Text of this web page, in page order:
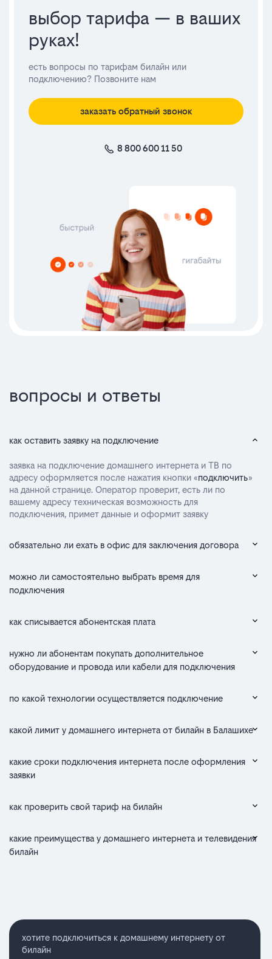
выбор тарифа — в ваших
руках!
есть вопросы по тарифам билайн или
подключению? Позвоните нам
заказать обратный звонок
8 800 600 11 50
вопросы и ответы
как оставить заявку на подключение
заявка на подключение домашнего интернета и ТВ по
адресу оформляется после нажатия кнопки «подключить»
на данной странице. Оператор проверит, есть ли по
вашему адресу техническая возможность для
подключения, примет данные и оформит заявку
обязательно ли ехать в офис для заключения договора
можно ли самостоятельно выбрать время для
подключения
как списывается абонентская плата
нужно ли абонентам покупать дополнительное
оборудование и провода или кабели для подключения
по какой технологии осуществляется подключение
какой лимит у домашнего интернета от билайн в Балашихе
какие сроки подключения интернета после оформления
заявки
как проверить свой тариф на билайн
какие преимущества у домашнего интернета и телевидения
билайн
хотите подключиться к домашнему интернету от
билайн